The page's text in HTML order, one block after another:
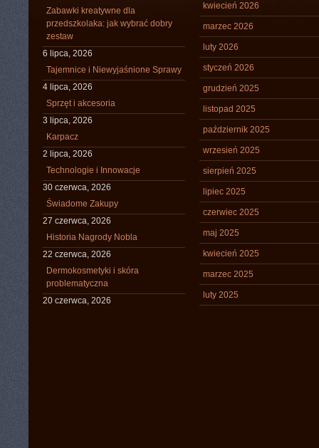
Zabawki kreatywne dla
przedszkolaka: jak wybrać dobry
zestaw
6 lipca, 2026
Tajemnice i Niewyjaśnione Sprawy
4 lipca, 2026
Sprzęt i akcesoria
3 lipca, 2026
Karpacz
2 lipca, 2026
Technologie i Innowacje
30 czerwca, 2026
Świadome Zakupy
27 czerwca, 2026
Historia Nagrody Nobla
22 czerwca, 2026
Dermokosmetyki i skóra
problematyczna
20 czerwca, 2026
kwiecień 2026
marzec 2026
luty 2026
styczeń 2026
grudzień 2025
listopad 2025
październik 2025
wrzesień 2025
sierpień 2025
lipiec 2025
czerwiec 2025
maj 2025
kwiecień 2025
marzec 2025
luty 2025